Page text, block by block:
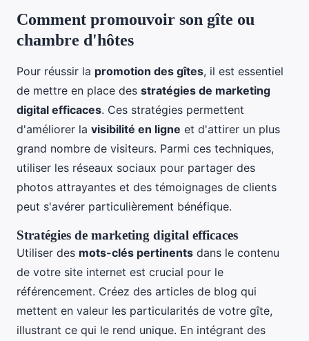
Comment promouvoir son gîte ou
chambre d'hôtes
Pour réussir la promotion des gîtes, il est essentiel
de mettre en place des stratégies de marketing
digital efficaces. Ces stratégies permettent
d'améliorer la visibilité en ligne et d'attirer un plus
grand nombre de visiteurs. Parmi ces techniques,
utiliser les réseaux sociaux pour partager des
photos attrayantes et des témoignages de clients
peut s'avérer particulièrement bénéfique.
Stratégies de marketing digital efficaces
Utiliser des mots-clés pertinents dans le contenu
de votre site internet est crucial pour le
référencement. Créez des articles de blog qui
mettent en valeur les particularités de votre gîte,
illustrant ce qui le rend unique. En intégrant des